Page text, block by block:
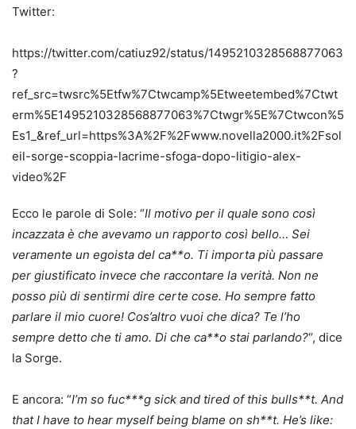
Twitter:
https://twitter.com/catiuz92/status/1495210328568877063
?
ref_src=twsrc%5Etfw%7Ctwcamp%5Etweetembed%7Ctwt
erm%5E1495210328568877063%7Ctwgr%5E%7Ctwcon%5
Es1_&ref_url=https%3A%2F%2Fwww.novella2000.it%2Fsol
eil-sorge-scoppia-lacrime-sfoga-dopo-litigio-alex-
video%2F
Ecco le parole di Sole: “Il motivo per il quale sono così
incazzata è che avevamo un rapporto così bello… Sei
veramente un egoista del ca**o. Ti importa più passare
per giustificato invece che raccontare la verità. Non ne
posso più di sentirmi dire certe cose. Ho sempre fatto
parlare il mio cuore! Cos’altro vuoi che dica? Te l’ho
sempre detto che ti amo. Di che ca**o stai parlando?“, dice
la Sorge.
E ancora: “I’m so fuc***g sick and tired of this bulls**t. And
that I have to hear myself being blame on sh**t. He’s like: